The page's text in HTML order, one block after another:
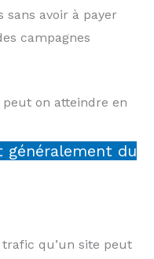
sans avoir à payer
campagnes
on atteindre en
généralement du
qu’un site peut